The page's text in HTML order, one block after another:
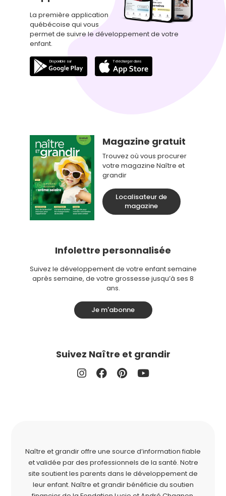
La première application
québécoise qui vous
permet de suivre le développement de votre
enfant.
Magazine gratuit
Trouvez où vous procurer
votre magazine Naître et
grandir
Localisateur de
magazine
Infolettre personnalisée
Suivez le développement de votre enfant semaine
après semaine, de votre grossesse jusqu’à ses 8
ans.
Je m'abonne
Suivez Naître et grandir
Naître et grandir offre une source d’information fiable
et validée par des professionnels de la santé. Notre
site soutient les parents dans le développement de
leur enfant. Naître et grandir bénéficie du soutien